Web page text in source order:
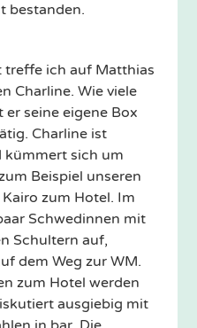
bestanden.
ich auf Matthias
Charline. Wie viele
seine eigene Box
Charline ist
kümmert sich um
Beispiel unseren
zum Hotel. Im
Schwedinnen mit
Schultern auf,
dem Weg zur WM.
zum Hotel werden
ausgiebig mit